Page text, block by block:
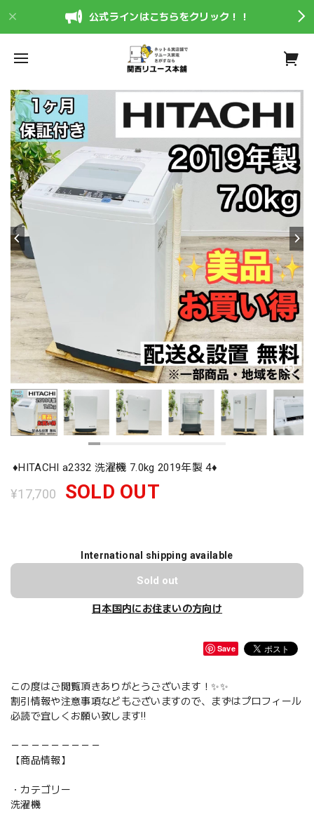
公式ラインはこちらをクリック！！
♦️HITACHI a2332 洗濯機 7.0kg 2019年製 4♦️
¥17,700 SOLD OUT
International shipping available
Sold out
日本国内にお住まいの方向け
Save
この度はご閲覧頂きありがとうございます！✨✨
割引情報や注意事項などもございますので、まずはプロフィール
必読で宜しくお願い致します‼️
－－－－－－－－－
【商品情報】
・カテゴリー
洗濯機